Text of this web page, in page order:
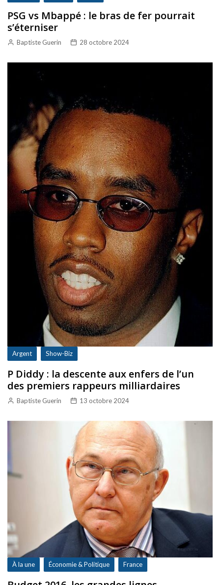
PSG vs Mbappé : le bras de fer pourrait
s’éterniser
Baptiste Guerin 28 octobre 2024
Argent Show-Biz
P Diddy : la descente aux enfers de l’un
des premiers rappeurs milliardaires
Baptiste Guerin 13 octobre 2024
À la une Économie & Politique France